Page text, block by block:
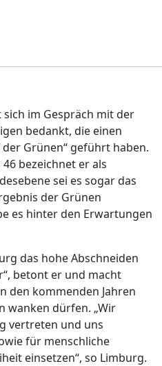
im Gespräch mit der
bedankt, die einen
Grünen“ geführt haben.
bezeichnet er als
sei es sogar das
der Grünen
es hinter den Erwartungen
das hohe Abschneiden
betont er und macht
den kommenden Jahren
wanken dürfen. „Wir
vertreten und uns
für menschliche
einsetzen“, so Limburg.